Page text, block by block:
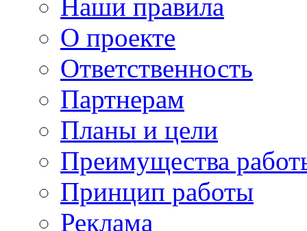
Наши правила
О проекте
Ответственность
Партнерам
Планы и цели
Преимущества
Принцип работы
Реклама